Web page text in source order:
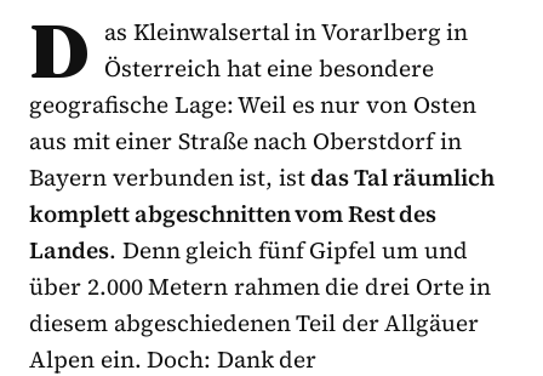
D as Kleinwalsertal in Vorarlberg in
Österreich hat eine besondere
geografische Lage: Weil es nur von Osten
aus mit einer Straße nach Oberstdorf in
Bayern verbunden ist, istdas Tal räumlich
komplett abgeschnitten vom Rest des
Landes. Denn gleich fünf Gipfel um und
über 2.000 Metern rahmen die drei Orte in
diesem abgeschiedenen Teil der Allgäuer
Alpen ein. Doch: Dank der